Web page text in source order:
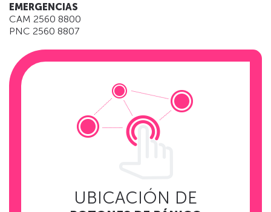
EMERGENCIAS
CAM 2560 8800
PNC 2560 8807
UBICACIÓN DE